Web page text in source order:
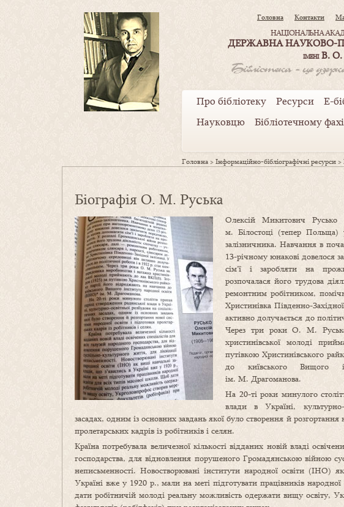
Головна Контакти
НАЦІОНАЛЬНА
ДЕРЖАВНА НАУКОВО-
ІМЕНІВ.
Про бібліотеку Ресурси Е-
Науковцю
Бібліотечному
Головна >Інформаційно-бібліографічні ресурси >
Біографія О. М. Руська
Олексій Микитович
м. Білостоці (тепер Польща)
залізничника. Навчання в
13-річному юнакові довелося
сім’ї і заробляти на
розпочалася його трудова
ремонтним робітником,
Христинівка Південно-
активно долучається до
Через три роки О. М.
христинівської молоді
путівкою Христинівського
до київського Вищого
ім. М. Драгоманова.
На 20-ті роки минулого
влади в Україні, культурно-
засадах, одним із основних завдань якої було створення й розгортання
пролетарських кадрів із робітників і селян.
Країна потребувала величезної кількості відданих новій владі
господарства, для відновлення порушеного Громадянською війною
неписьменності. Новостворювані інститути народної освіти (ІНО)
Україні вже у 1920 р., мали на меті підготувати працівників
дати робітничій молоді реальну можливість одержати вищу освіту,